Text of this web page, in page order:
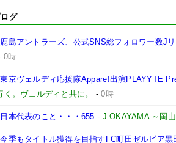
グ
鹿島アントラーズ、公式SNS総フォロワー数J
0時
東京ヴェルディ応援隊Appare!出演PLAYYTE
く。ヴェルディと共に。
-0時
日本代表のこと・・・655 - J OKAYAMA ～岡
今季もタイトル獲得を目指すFC町田ゼルビア